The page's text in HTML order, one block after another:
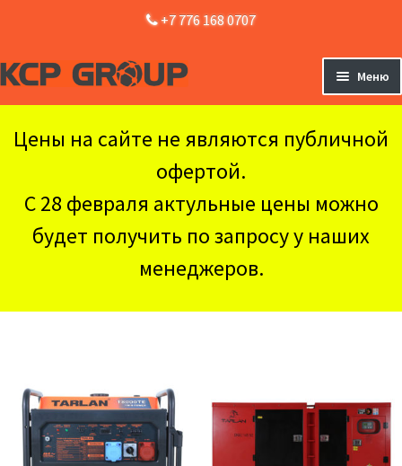
+7 776 168 0707
Перейти
навигации
Перейти
содержимому
Меню
Оборудование
Доставка и Оплата
Контакты
Цены на сайте не являются публичной
офертой.
С 28 февраля актульные цены можно
будет получить по запросу у наших
менеджеров.